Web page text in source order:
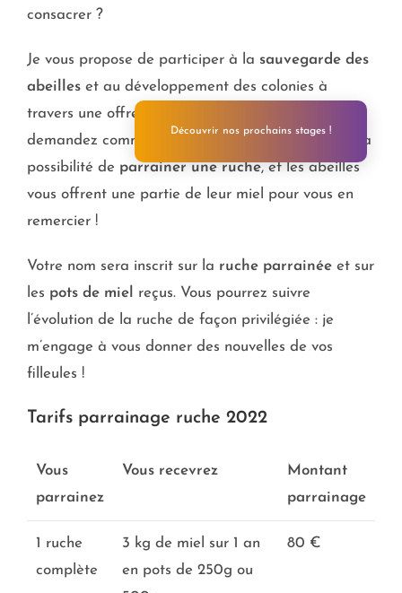
Découvrir nos prochains stages !
consacrer ?
Je vous propose de participer à la sauvegarde des
abeilles et au développement des colonies à
travers une offre de parrainage. Vous vous
demandez comment cela fonctionne ? Vous avez la
possibilité de parrainer une ruche, et les abeilles
vous offrent une partie de leur miel pour vous en
remercier !
Votre nom sera inscrit sur la ruche parrainée et sur
les pots de miel
reçus. Vous pourrez suivre
l’évolution de la ruche de façon privilégiée : je
m’engage à vous donner des nouvelles de vos
filleules !
Tarifs parrainage ruche 2022
Vous
parrainez
Vous recevrez
Montant
parrainage
1 ruche
complète
3 kg de miel sur 1 an
en pots de 250g ou
80 €